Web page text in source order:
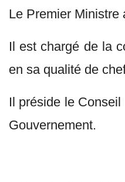
Le Premier Ministre
Il est chargé de la
en sa qualité de
Il préside le
Gouvernement.